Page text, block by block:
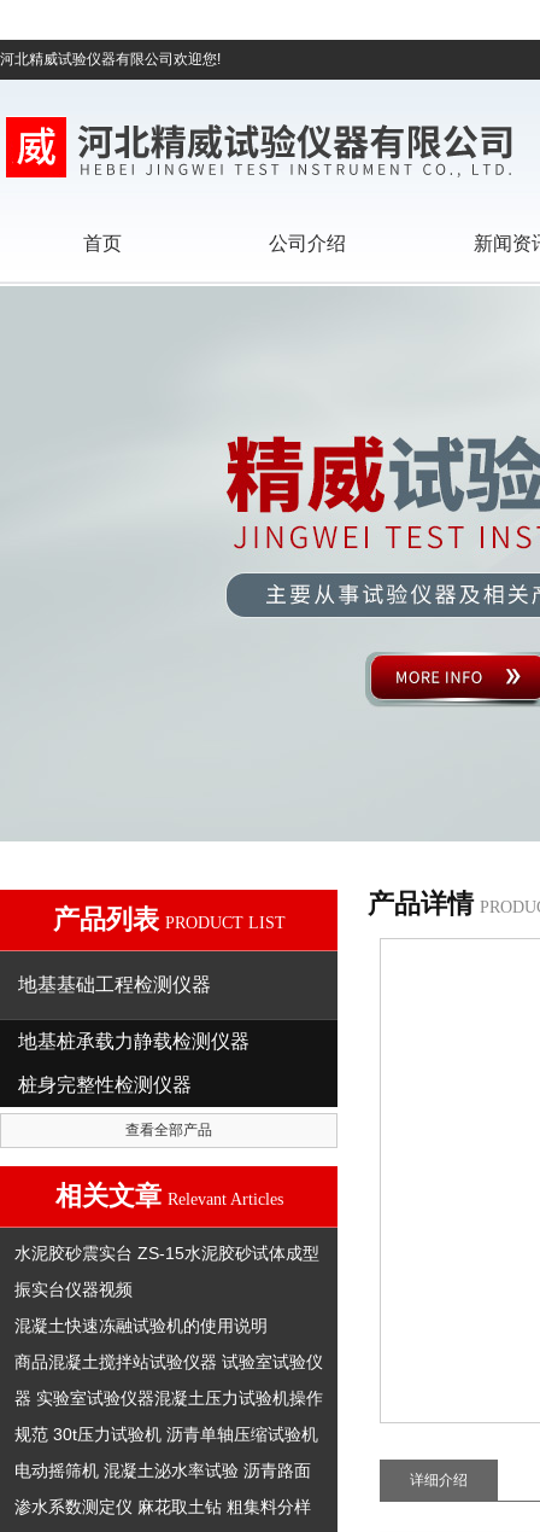
河北精威试验仪器有限公司欢迎您!
首页 公司介绍 新闻资
产品详情
详细介绍
产品列表 PRODUCT LIST
地基基础工程检测仪器
地基桩承载力静载检测仪器
桩身完整性检测仪器
查看全部产品
相关文章 Relevant Articles
水泥胶砂震实台 ZS-15水泥胶砂试体成型
振实台仪器视频
混凝土快速冻融试验机的使用说明
商品混凝土搅拌站试验仪器 试验室试验仪
器 实验室试验仪器混凝土压力试验机操作
规范 30t压力试验机 沥青单轴压缩试验机
电动摇筛机 混凝土泌水率试验 沥青路面
渗水系数测定仪 麻花取土钻 粗集料分样